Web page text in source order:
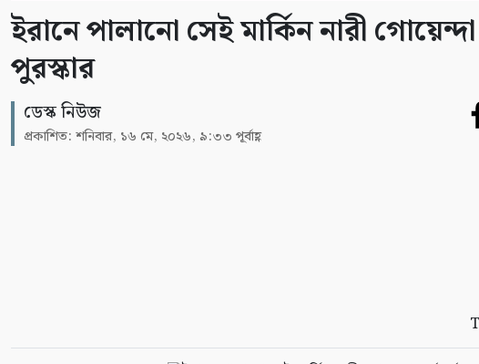
ইরানে পালানো সেই মার্কিন নারী
পুরস্কার
ডেস্ক নিউজ
প্রকাশিত: শনিবার, ১৬ মে, ২০২৬, ৯:৩৩ পূর্বাহ্ণ